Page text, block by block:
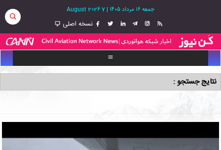
جمعه ۱۶ مرداد ۱۴۰۵ |
7 August 2026
نسخه اصلی
نتایج جستجو :